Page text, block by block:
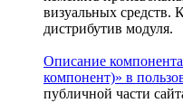
визуальных средств.
дистрибутив модуля.
Описание
компонент)» в
публичной части